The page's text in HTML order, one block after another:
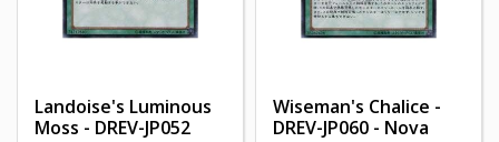
Landoise's Luminous
Moss - DREV-JP052
Wiseman's Chalice -
DREV-JP060 - Nova